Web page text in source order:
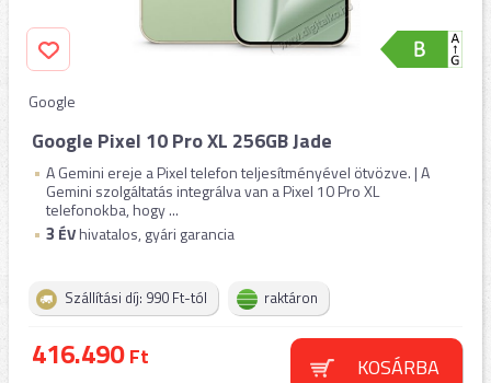
Google
Google Pixel 10 Pro XL 256GB Jade
A Gemini ereje a Pixel telefon teljesítményével ötvözve. | A
Gemini szolgáltatás integrálva van a Pixel 10 Pro XL
telefonokba, hogy ...
3 ÉVhivatalos, gyári garancia
Szállítási díj: 990 Ft-tól raktáron
416.490Ft KOSÁRBA